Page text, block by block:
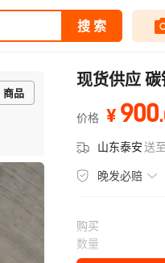
商品
现货供应
价格 ¥ 900.
山东泰安送至
晚发必赔
购买
数量